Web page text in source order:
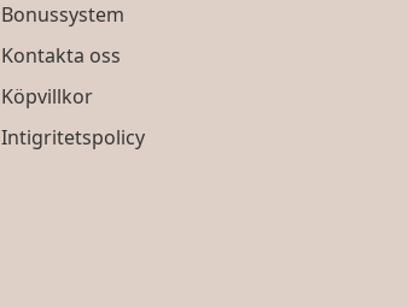
Bonussystem
Kontakta oss
Köpvillkor
Intigritetspolicy